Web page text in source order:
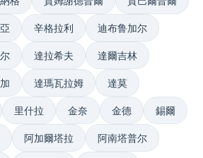
辛格拉利 迪布鲁加尔
達拉希夫 達爾吉林
達瑪瓦拉姆 達莫
里什拉 金奈 金德 錫爾
阿加爾塔拉 阿南塔普尔